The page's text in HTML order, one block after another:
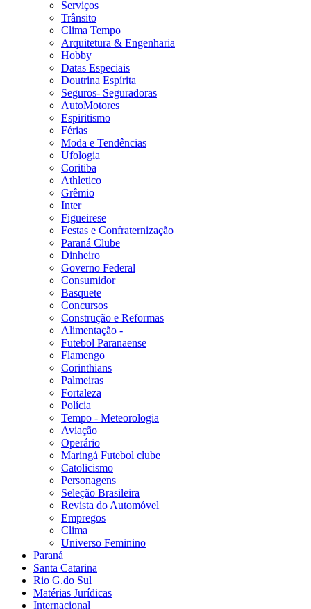
Serviços
Trânsito
Clima Tempo
Arquitetura & Engenharia
Hobby
Datas Especiais
Doutrina Espírita
Seguros- Seguradoras
AutoMotores
Espiritismo
Férias
Moda e Tendências
Ufologia
Coritiba
Athletico
Grêmio
Inter
Figueirese
Festas e Confraternização
Paraná Clube
Dinheiro
Governo Federal
Consumidor
Basquete
Concursos
Construção e Reformas
Alimentação -
Futebol Paranaense
Flamengo
Corinthians
Palmeiras
Fortaleza
Polícia
Tempo - Meteorologia
Aviação
Operário
Maringá Futebol clube
Catolicismo
Personagens
Seleção Brasileira
Revista do Automóvel
Empregos
Clima
Universo Feminino
Paraná
Santa Catarina
Rio G.do Sul
Matérias Jurídicas
Internacional